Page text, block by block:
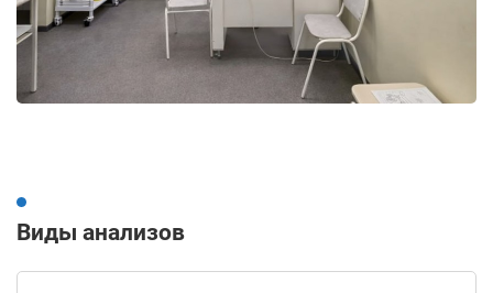
Виды анализов